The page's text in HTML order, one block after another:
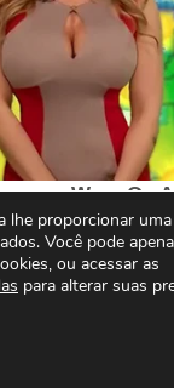
lhe proporcionar
Você pode
ou acessar as
para alterar suas